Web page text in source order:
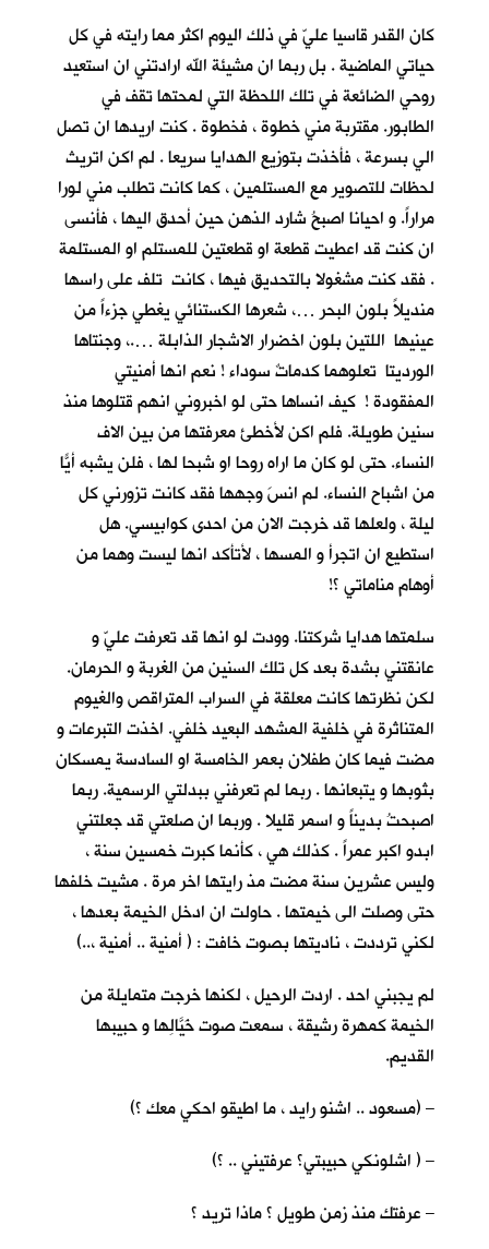
كان القدر قاسيا عليّ في ذلك اليوم اكثر مما رايته في كل
حياتي الماضية . بل ربما ان مشيئة الله ارادتني ان استعيد
روحي الضائعة في تلك اللحظة التي لمحتها تقف في
الطابور. مقتربة مني خطوة ، فخطوة . كنت اريدها ان تصل
الي بسرعة ، فأخذت بتوزيع الهدايا سريعا . لم اكن اتريث
لحظات للتصوير مع المستلمين ، كما كانت تطلب مني لورا
مراراً. و احيانا اصبحُ شارد الذهن حين أحدق اليها ، فأنسى
ان كنت قد اعطيت قطعة او قطعتين للمستلم او المستلمة
. فقد كنت مشغولا بالتحديق فيها ، كانت تلف على راسها
منديلاً بلون البحر …، شعرها الكستنائي يغطي جزءاً من
عينيها اللتين بلون اخضرار الاشجار الذابلة ….، وجنتاها
الورديتا تعلوهما كدماتٌ سوداء ! نعم انها أمنيتي
المفقودة ! كيف انساها حتى لو اخبروني انهم قتلوها منذ
سنين طويلة. فلم اكن لأخطئ معرفتها من بين الاف
النساء. حتى لو كان ما اراه روحا او شبحا لها ، فلن يشبه أيّاً
من اشباح النساء. لم انسَ وجهها فقد كانت تزورني كل
ليلة ، ولعلها قد خرجت الان من احدى كوابيسي. هل
استطيع ان اتجرأ و المسها ، لأتأكد انها ليست وهما من
أوهام مناماتي ؟!
سلمتها هدايا شركتنا. وودت لو انها قد تعرفت عليّ و
عانقتني بشدة بعد كل تلك السنين من الغربة و الحرمان.
لكن نظرتها كانت معلقة في السراب المتراقص والغيوم
المتناثرة في خلفية المشهد البعيد خلفي. اخذت التبرعات و
مضت فيما كان طفلان بعمر الخامسة او السادسة يمسكان
بثوبها و يتبعانها . ربما لم تعرفني ببدلتي الرسمية. ربما
اصبحتُ بديناً و اسمر قليلا . وربما ان صلعتي قد جعلتني
ابدو اكبر عمراً . كذلك هي ، كأنما كبرت خمسين سنة ،
وليس عشرين سنة مضت مذ رايتها اخر مرة . مشيت خلفها
حتى وصلت الى خيمتها . حاولت ان ادخل الخيمة بعدها ،
لكني ترددت ، ناديتها بصوت خافت : ( أمنية .. أمنية ،..)
لم يجبني احد . اردت الرحيل ، لكنها خرجت متمايلة من
الخيمة كمهرة رشيقة ، سمعت صوت خَيَّالِها و حبيبها
القديم.
– (مسعود .. اشنو رايد ، ما اطيقو احكي معك ؟)
– ( اشلونكي حبيبتي؟ عرفتيني .. ؟)
– عرفتك منذ زمن طويل ؟ ماذا تريد ؟